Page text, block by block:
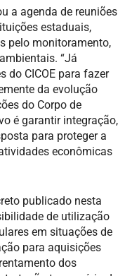
a agenda de reuniões
estaduais,
pelo monitoramento,
“Já
do CICOE para fazer
da evolução
do Corpo de
é garantir integração,
para proteger a
econômicas
publicado nesta
de utilização
em situações de
para aquisições
dos